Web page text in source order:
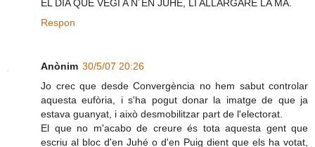
EL DIA QUE VEGI A N´EN JUHE, LI ALLARGARE LA MÁ.
Respon
Anònim 30/5/07 20:26
Jo crec que desde Convergència no hem sabut controlar
aquesta eufòria, i s'ha pogut donar la imatge de que ja
estava guanyat, i això desmobilitzar part de l'electorat.
El que no m'acabo de creure és tota aquesta gent que
escriu al bloc d'en Juhé o d'en Puig dient que els ha votat,